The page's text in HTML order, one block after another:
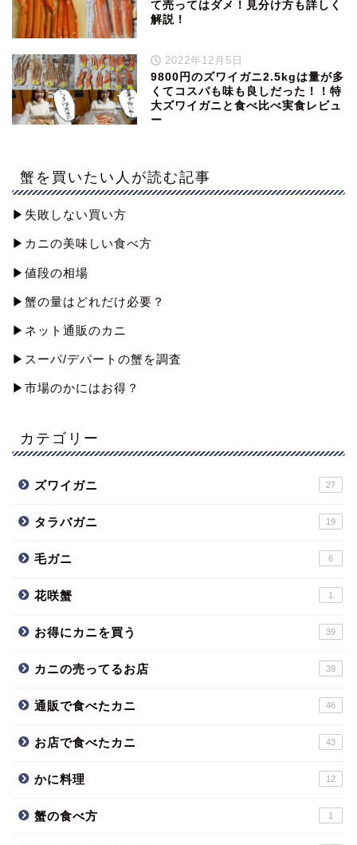
て売ってはダメ！見分け方も詳しく
解説！
2022年12月5日
9800円のズワイガニ2.5kgは量が多
くてコスパも味も良しだった！！特
大ズワイガニと食べ比べ実食レビュ
ー
蟹を買いたい人が読む記事
▶︎失敗しない買い方
▶︎カニの美味しい食べ方
▶︎値段の相場
▶︎蟹の量はどれだけ必要？
▶︎ネット通販のカニ
▶︎スーパ/デパートの蟹を調査
▶︎市場のかにはお得？
カテゴリー
ズワイガニ 27
タラバガニ 19
毛ガニ 6
花咲蟹 1
お得にカニを買う 39
カニの売ってるお店 39
通販で食べたカニ 46
お店で食べたカニ 43
かに料理 12
蟹の食べ方 1